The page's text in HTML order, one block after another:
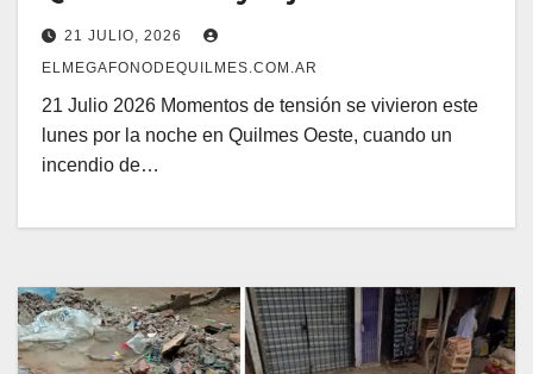
un herido
21 JULIO, 2026
ELMEGAFONODEQUILMES.COM.AR
21 Julio 2026 Momentos de tensión se vivieron este
lunes por la noche en Quilmes Oeste, cuando un
incendio de…